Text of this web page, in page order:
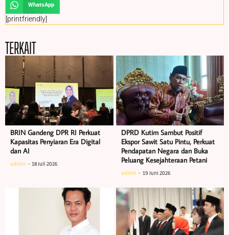
WhatsApp
[printfriendly]
TERKAIT
BRIN Gandeng DPR RI Perkuat
Kapasitas Penyiaran Era Digital
dan AI
admin 18 Juli 2026
DPRD Kutim Sambut Positif
Ekspor Sawit Satu Pintu, Perkuat
Pendapatan Negara dan Buka
Peluang Kesejahteraan Petani
admin 19 Juni 2026